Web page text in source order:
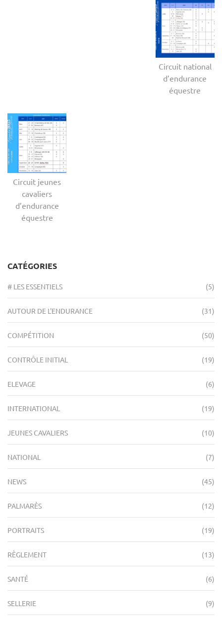
Circuit national
d’endurance
équestre
Circuit jeunes
cavaliers
d’endurance
équestre
CATÉGORIES
# LES ESSENTIELS (5)
AUTOUR DE L'ENDURANCE (31)
COMPÉTITION (50)
CONTRÔLE INITIAL (19)
ELEVAGE (6)
INTERNATIONAL (19)
JEUNES CAVALIERS (10)
NATIONAL (7)
NEWS (45)
PALMARÈS (12)
PORTRAITS (19)
RÈGLEMENT (13)
SANTÉ (6)
SELLERIE (9)